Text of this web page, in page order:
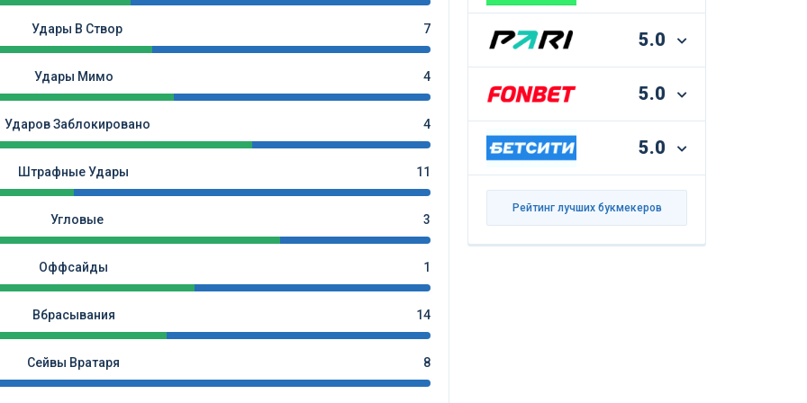
Удары В Створ 7
Удары Мимо 4
Ударов Заблокировано 4
Штрафные Удары 11
Угловые 3
Оффсайды 1
Вбрасывания 14
Сейвы Вратаря 8
5.0
5.0
5.0
Рейтинг лучших букмекеров